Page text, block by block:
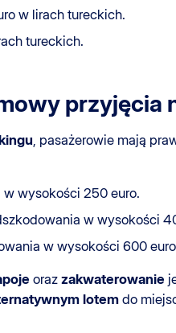
w lirach tureckich.
tureckich.
przyjęcia
, pasażerowie mają
wysokości 250 euro.
w wysokości
w wysokości 600
oraz zakwaterowanie
lotemdo